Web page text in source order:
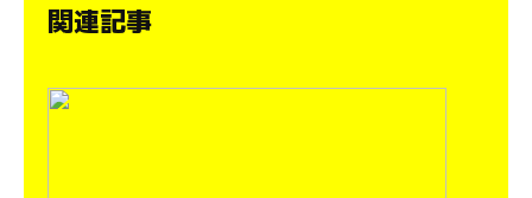
関連記事